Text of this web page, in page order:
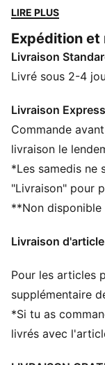
streetwear,
côtés et un logo
revisite cette
recherchés :
Matière
Confectionné
DÉTAILS
Coupe :
Matière
Manches longues
Longueur :
Col, poignets et
Poches : Poche
Bandes T7
LIRE PLUS
Expédition et
Livraison
Livré sous 2-4
Livraison
Commande
livraison le
*Les samedis ne
"Livraison" pour
**Non disponible
Livraison
Pour les articles
supplémentaire
*Si tu as
livrés avec